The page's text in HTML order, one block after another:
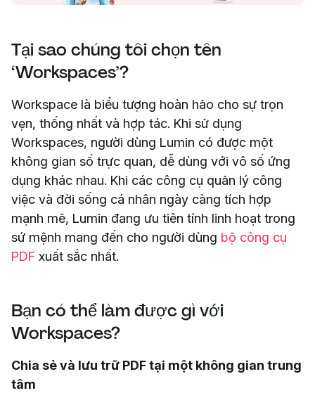
Tại sao chúng tôi chọn tên
‘Workspaces’?
Workspace là biểu tượng hoàn hảo cho sự trọn
vẹn, thống nhất và hợp tác. Khi sử dụng
Workspaces, người dùng Lumin có được một
không gian số trực quan, dễ dùng với vô số ứng
dụng khác nhau. Khi các công cụ quản lý công
việc và đời sống cá nhân ngày càng tích hợp
mạnh mẽ, Lumin đang ưu tiên tính linh hoạt trong
sứ mệnh mang đến cho người dùng bộ công cụ
PDF xuất sắc nhất.
Bạn có thể làm được gì với
Workspaces?
Chia sẻ và lưu trữ PDF tại một không gian trung
tâm